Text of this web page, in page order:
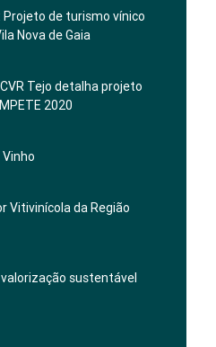
Projeto de turismo vínico
Nova de Gaia
Tejo detalha projeto
2020
Vitivinícola da Região
sustentável